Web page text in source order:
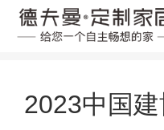
2023中国